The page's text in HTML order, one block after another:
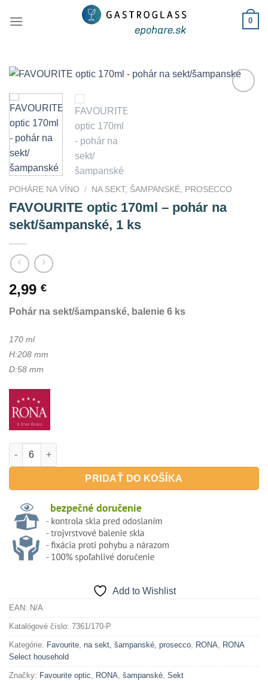
0
POHÁRE NA VÍNO / NA SEKT, ŠAMPANSKÉ, PROSECCO
FAVOURITE optic 170ml – pohár na
sekt/šampanské, 1 ks
2,99 €
Pohár na sekt/šampanské, balenie 6 ks
170 ml
H:208 mm
D:58 mm
množstvo FAVOURITE optic 170ml - pohár na sekt/šampanské,
PRIDAŤ DO KOŠÍKA
Add to Wishlist
EAN: N/A
Katalógové číslo: 7361/170-P
Kategórie: Favourite na sekt, šampanské, prosecco RONA
RONA
Select household
Značky: Favourite optic RONA šampanské Sekt